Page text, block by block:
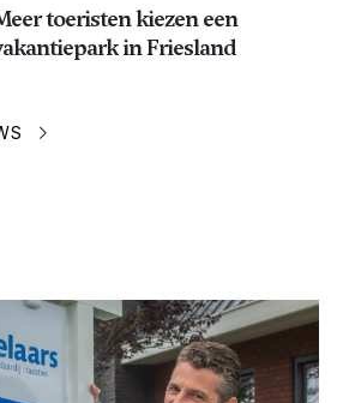
toeristen kiezen een
in Friesland